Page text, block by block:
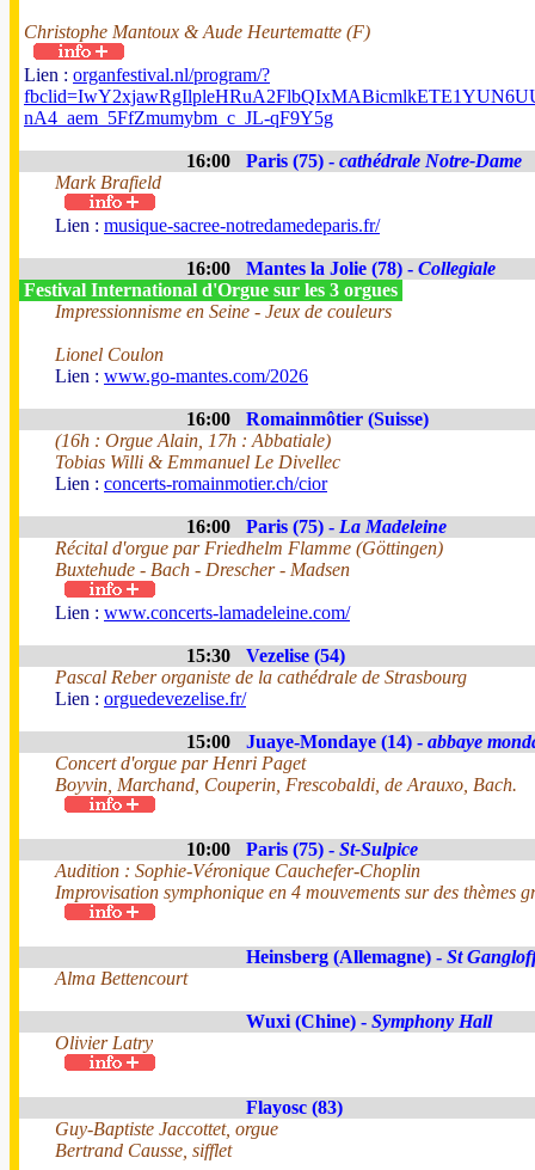
Christophe Mantoux & Aude Heurtematte (F)
Lien : organfestival.nl/program/?
nA4_aem_5FfZmumybm_c_JL-qF9Y5g
16:00 Paris (75) - cathédrale Notre-Dame
Mark Brafield
Lien : musique-sacree-notredamedeparis.fr/
16:00 Mantes la Jolie (78) - Collegiale
Festival International d'Orgue sur les 3 orgues
Impressionnisme en Seine - Jeux de couleurs
Lionel Coulon
Lien : www.go-mantes.com/2026
16:00
Romainmôtier (Suisse)
(16h : Orgue Alain, 17h : Abbatiale)
Tobias Willi & Emmanuel Le Divellec
Lien : concerts-romainmotier.ch/cior
16:00 Paris (75) - La Madeleine
Récital d'orgue par Friedhelm Flamme (Göttingen)
Buxtehude - Bach - Drescher - Madsen
Lien : www.concerts-lamadeleine.com/
15:30
Vezelise (54)
Pascal Reber organiste de la cathédrale de Strasbourg
Lien : orguedevezelise.fr/
15:00 Juaye-Mondaye (14) - abbaye
Concert d'orgue par Henri Paget
Boyvin, Marchand, Couperin, Frescobaldi, de Arauxo, Bach.
10:00 Paris (75) - St-Sulpice
Audition : Sophie-Véronique Cauchefer-Choplin
Improvisation symphonique en 4 mouvements sur des thèmes
Heinsberg (Allemagne) - St
Alma Bettencourt
Wuxi (Chine) - Symphony Hall
Olivier Latry
Flayosc (83)
Guy-Baptiste Jaccottet, orgue
Bertrand Causse, sifflet